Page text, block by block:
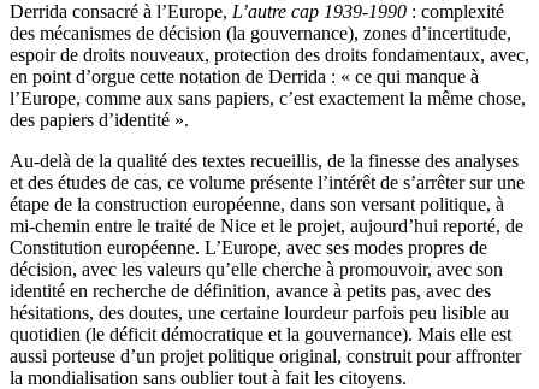
Derrida consacré à l’Europe, L’autre cap 1939-1990 : complexité
des mécanismes de décision (la gouvernance), zones d’incertitude,
espoir de droits nouveaux, protection des droits fondamentaux, avec,
en point d’orgue cette notation de Derrida : « ce qui manque à
l’Europe, comme aux sans papiers, c’est exactement la même chose,
des papiers d’identité ».
Au-delà de la qualité des textes recueillis, de la finesse des analyses
et des études de cas, ce volume présente l’intérêt de s’arrêter sur une
étape de la construction européenne, dans son versant politique, à
mi-chemin entre le traité de Nice et le projet, aujourd’hui reporté, de
Constitution européenne. L’Europe, avec ses modes propres de
décision, avec les valeurs qu’elle cherche à promouvoir, avec son
identité en recherche de définition, avance à petits pas, avec des
hésitations, des doutes, une certaine lourdeur parfois peu lisible au
quotidien (le déficit démocratique et la gouvernance). Mais elle est
aussi porteuse d’un projet politique original, construit pour affronter
la mondialisation sans oublier tout à fait les citoyens.